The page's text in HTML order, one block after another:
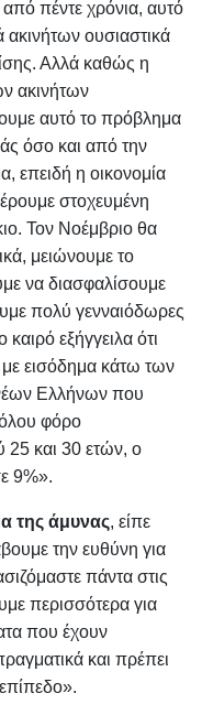
πέντε χρόνια, αυτό
ουσιαστικά
Αλλά καθώς η
ακινήτων
αυτό το πρόβλημα
όσο και από την
επειδή η οικονομία
στοχευμένη
Τον Νοέμβριο θα
μειώνουμε το
να διασφαλίσουμε
πολύ γενναιόδωρες
εξήγγειλα ότι
εισόδημα κάτω των
Ελλήνων που
φόρο
25 και 30 ετών, ο
9%».
της άμυνας, είπε
την ευθύνη για
πάντα στις
περισσότερα για
που έχουν
και πρέπει